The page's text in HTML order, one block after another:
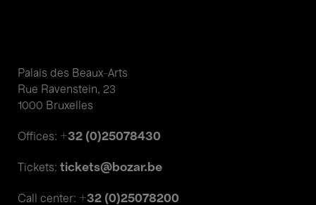
Palais des Beaux-Arts
Rue Ravenstein, 23
1000 Bruxelles
Offices: +32 (0)25078430
Tickets: tickets@bozar.be
Call center: +32 (0)25078200